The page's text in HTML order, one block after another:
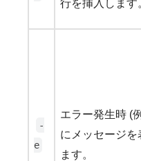
行を挿入します
-
e
エラー発生時 (
にメッセージを
ます。